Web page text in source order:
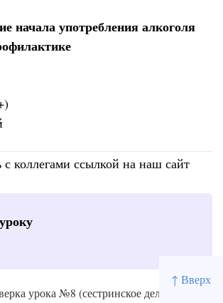
↑ Вверх
начала употребления алкоголя
с коллегами ссылкой на наш сайт
урока №8 (сестринское дело)